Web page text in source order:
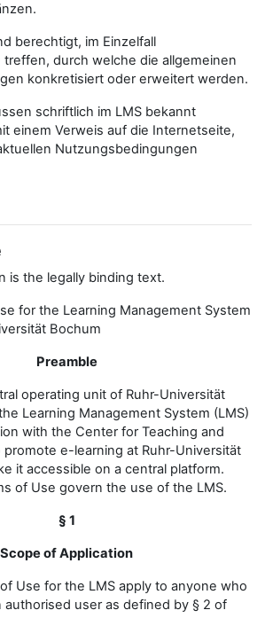
berechtigt, im Einzelfall
durch welche die allgemeinen
konkretisiert oder erweitert werden.
schriftlich im LMS bekannt
einem Verweis auf die Internetseite,
Nutzungsbedingungen
is the legally binding text.
for the Learning Management System
Bochum
Preamble
operating unit of Ruhr-Universität
Learning Management System (LMS)
with the Center for Teaching and
promote e-learning at Ruhr-Universität
it accessible on a central platform.
of Use govern the use of the LMS.
§ 1
Scope of Application
Use for the LMS apply to anyone who
authorised user as defined by § 2 of